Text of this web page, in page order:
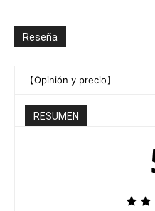
Reseña
【Opinión y precio】
RESUMEN